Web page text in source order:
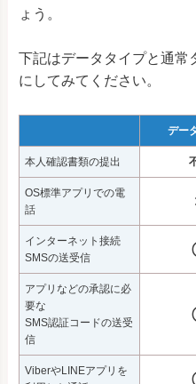
ょう。
下記はデータタイプと通常
にしてみてください。
デー
本人確認書類の提出
OS標準アプリでの電
話
インターネット接続
SMSの送受信
アプリなどの承認に必
要な
SMS認証コードの送受
信
ViberやLINEアプリを